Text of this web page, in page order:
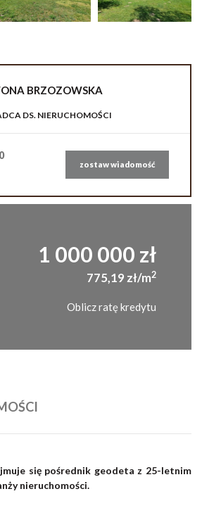
BRZOZOWSKA
DS. NIERUCHOMOŚCI
zostaw wiadomość
1 000 000 zł
775,19 zł/m2
Oblicz ratę kredytu
się pośrednik geodeta z 25-letnim
nieruchomości.